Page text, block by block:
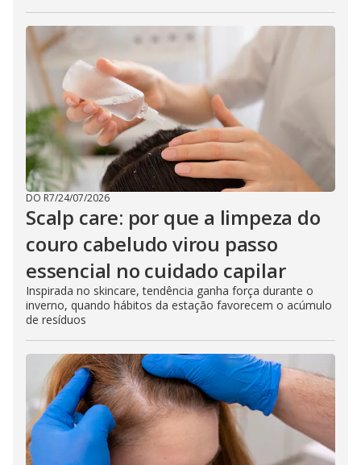
DO R7/24/07/2026
Scalp care: por que a limpeza do
couro cabeludo virou passo
essencial no cuidado capilar
Inspirada no skincare, tendência ganha força durante o
inverno, quando hábitos da estação favorecem o acúmulo
de resíduos